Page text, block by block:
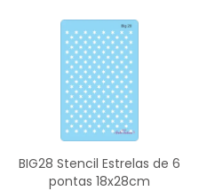
BIG28 Stencil Estrelas de 6
pontas 18x28cm